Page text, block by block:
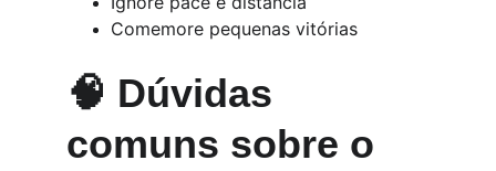
Comemore pequenas vitórias
🧠 Dúvidas
comuns sobre o